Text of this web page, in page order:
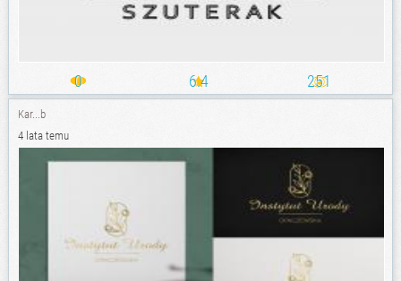
0 6.4 251
Kar...b
4 lata temu